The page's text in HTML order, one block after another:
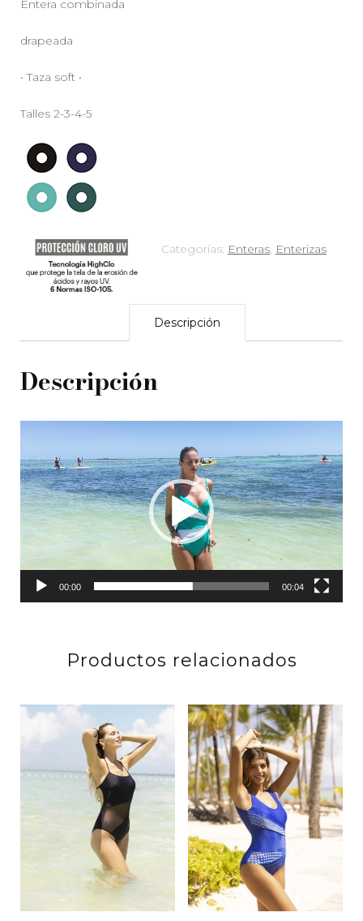
Entera combinada
drapeada
• Taza soft •
Talles 2-3-4-5
Categorías: Enteras, Enterizas
Descripción
Descripción
vídeo
00:00 00:04
Productos relacionados